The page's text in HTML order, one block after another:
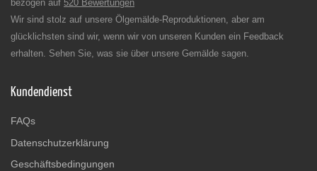
bezogen auf 520 Bewertungen
Wir sind stolz auf unsere Ölgemälde-Reproduktionen, aber am
glücklichsten sind wir, wenn wir von unseren Kunden ein Feedback
erhalten. Sehen Sie, was sie über unsere Gemälde sagen.
Kundendienst
FAQs
Datenschutzerklärung
Geschäftsbedingungen